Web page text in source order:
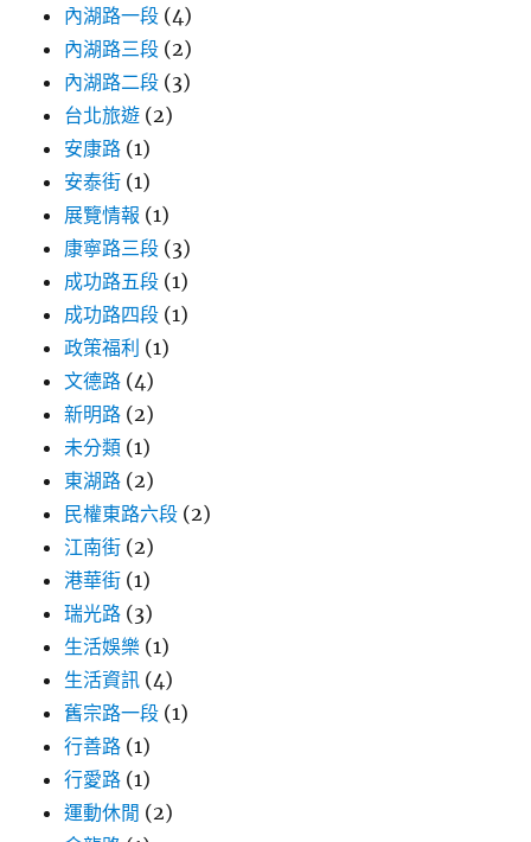
內湖路一段 (4)
內湖路三段 (2)
內湖路二段 (3)
台北旅遊 (2)
安康路 (1)
安泰街 (1)
展覽情報 (1)
康寧路三段 (3)
成功路五段 (1)
成功路四段 (1)
政策福利 (1)
文德路 (4)
新明路 (2)
未分類 (1)
東湖路 (2)
民權東路六段 (2)
江南街 (2)
港華街 (1)
瑞光路 (3)
生活娛樂 (1)
生活資訊 (4)
舊宗路一段 (1)
行善路 (1)
行愛路 (1)
運動休閒 (2)